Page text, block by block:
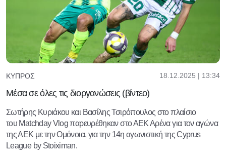
ΚΎΠΡΟΣ 18.12.2025 | 13:34
Μέσα σε όλες τις διοργανώσεις (βίντεο)
Σωτήρης Κυριάκου και Βασίλης Τσιρόπουλος στο πλαίσιο
του Matchday Vlog παρευρέθηκαν στο ΑΕΚ Αρένα για τον αγώνα
της ΑΕΚ με την Ομόνοια, για την 14η αγωνιστική της Cyprus
League by Stoiximan.